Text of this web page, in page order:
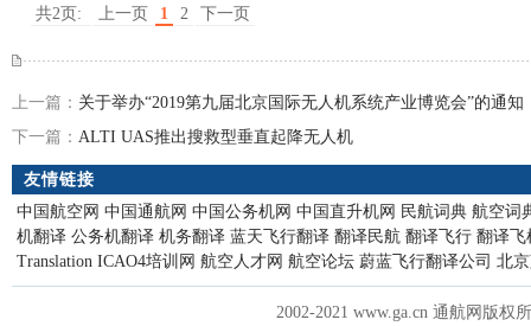
共2页: 上一页 1 2 下一页
上一篇： 关于举办“2019第九届北京国际无人机系统产业博览会”的通知
下一篇： ALTI UAS推出搜救型垂直起降无人机
友情链接
中国航空网 中国通航网 中国公务机网 中国直升机网 民航词典 航空词
机翻译 公务机翻译 机务翻译 蓝天飞行翻译 翻译民航 翻译飞行 翻译飞
Translation ICAO4培训网 航空人才网 航空论坛 蔚蓝飞行翻译公司 北
2002-2021 www.ga.cn 通航网版权